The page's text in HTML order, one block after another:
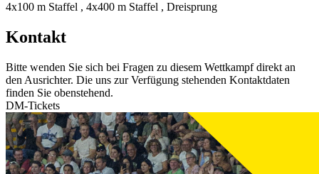
4x100 m Staffel , 4x400 m Staffel , Dreisprung
Kontakt
Bitte wenden Sie sich bei Fragen zu diesem Wettkampf direkt an
den Ausrichter. Die uns zur Verfügung stehenden Kontaktdaten
finden Sie obenstehend.
DM-Tickets